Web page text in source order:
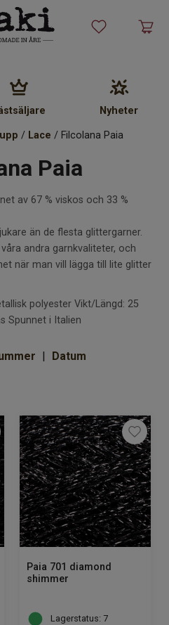
Nyheter
/ Lace / Filcolana Paia
Paia
av 67 % viskos och 33 %
än de flesta glittergarner.
andra garnkvaliteter, och
när man vill lägga till lite glitter
polyester Vikt/Längd: 25
Spunnet i Italien
Datum
Paia 701 diamond
shimmer
Lagerstatus: 7